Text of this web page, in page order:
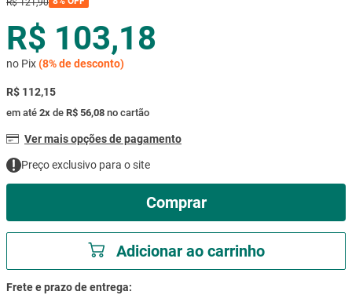
R$ 121,90
R$ 103,18
no Pix(8%de desconto)
R$ 112,15
em até 2x de R$ 56,08 no cartão
Ver mais opções de pagamento
Preço exclusivo para o site
Comprar
Adicionar ao carrinho
8º cadeira
9 º mesa
º ar condicionado